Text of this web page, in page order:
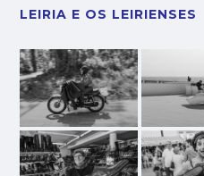
LEIRIA E OS LEIRIENSES